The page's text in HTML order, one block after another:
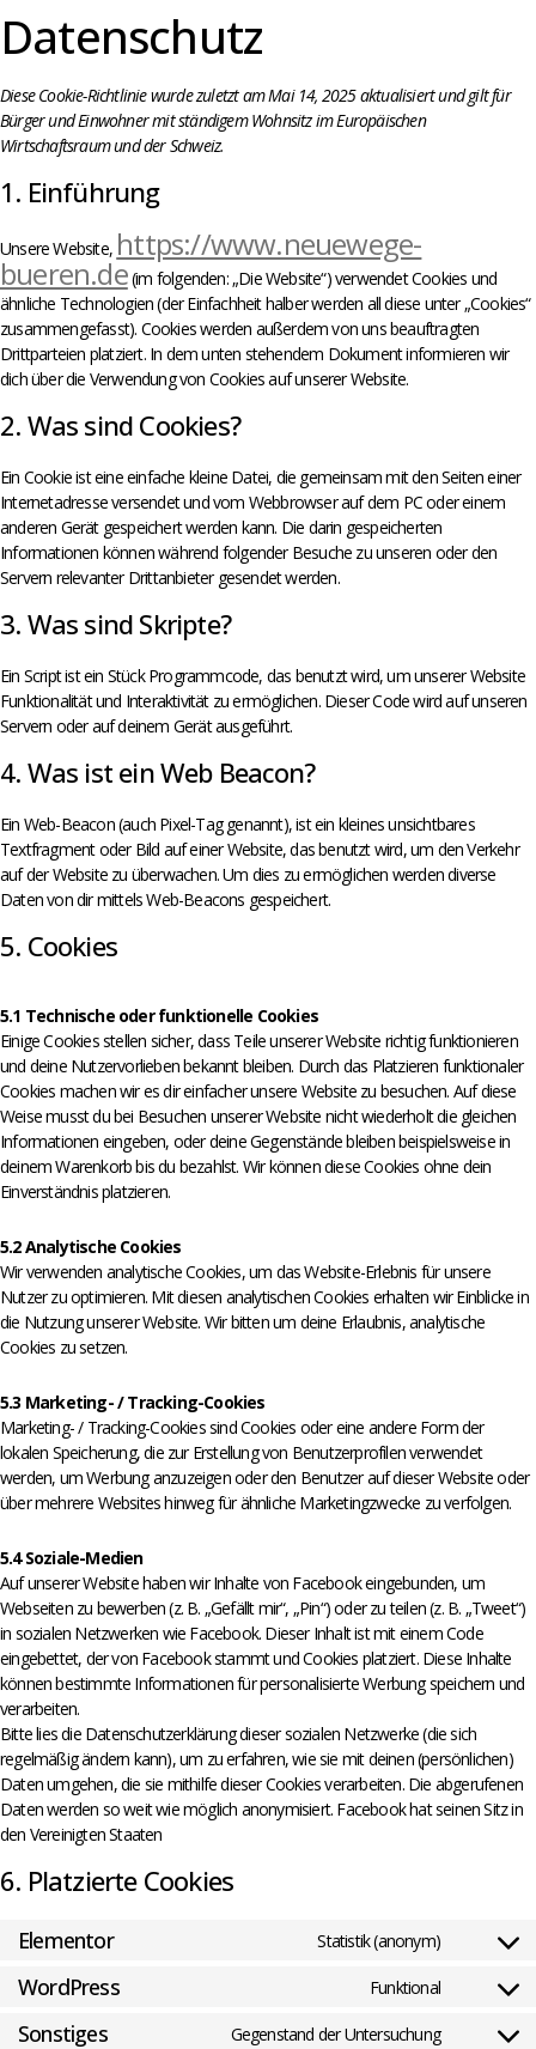
Datenschutz
Diese Cookie-Richtlinie wurde zuletzt am Mai 14, 2025 aktualisiert und gilt für
Bürger und Einwohner mit ständigem Wohnsitz im Europäischen
Wirtschaftsraum und der Schweiz.
1. Einführung
Unsere Website, https://www.neuewege-
bueren.de(im folgenden: „Die Website“) verwendet Cookies und
ähnliche Technologien (der Einfachheit halber werden all diese unter „Cookies“
zusammengefasst). Cookies werden außerdem von uns beauftragten
Drittparteien platziert. In dem unten stehendem Dokument informieren wir
dich über die Verwendung von Cookies auf unserer Website.
2. Was sind Cookies?
Ein Cookie ist eine einfache kleine Datei, die gemeinsam mit den Seiten einer
Internetadresse versendet und vom Webbrowser auf dem PC oder einem
anderen Gerät gespeichert werden kann. Die darin gespeicherten
Informationen können während folgender Besuche zu unseren oder den
Servern relevanter Drittanbieter gesendet werden.
3. Was sind Skripte?
Ein Script ist ein Stück Programmcode, das benutzt wird, um unserer Website
Funktionalität und Interaktivität zu ermöglichen. Dieser Code wird auf unseren
Servern oder auf deinem Gerät ausgeführt.
4. Was ist ein Web Beacon?
Ein Web-Beacon (auch Pixel-Tag genannt), ist ein kleines unsichtbares
Textfragment oder Bild auf einer Website, das benutzt wird, um den Verkehr
auf der Website zu überwachen. Um dies zu ermöglichen werden diverse
Daten von dir mittels Web-Beacons gespeichert.
5. Cookies
5.1 Technische oder funktionelle Cookies
Einige Cookies stellen sicher, dass Teile unserer Website richtig funktionieren
und deine Nutzervorlieben bekannt bleiben. Durch das Platzieren funktionaler
Cookies machen wir es dir einfacher unsere Website zu besuchen. Auf diese
Weise musst du bei Besuchen unserer Website nicht wiederholt die gleichen
Informationen eingeben, oder deine Gegenstände bleiben beispielsweise in
deinem Warenkorb bis du bezahlst. Wir können diese Cookies ohne dein
Einverständnis platzieren.
5.2 Analytische Cookies
Wir verwenden analytische Cookies, um das Website-Erlebnis für unsere
Nutzer zu optimieren. Mit diesen analytischen Cookies erhalten wir Einblicke in
die Nutzung unserer Website. Wir bitten um deine Erlaubnis, analytische
Cookies zu setzen.
5.3 Marketing- / Tracking-Cookies
Marketing- / Tracking-Cookies sind Cookies oder eine andere Form der
lokalen Speicherung, die zur Erstellung von Benutzerprofilen verwendet
werden, um Werbung anzuzeigen oder den Benutzer auf dieser Website oder
über mehrere Websites hinweg für ähnliche Marketingzwecke zu verfolgen.
5.4 Soziale-Medien
Auf unserer Website haben wir Inhalte von Facebook eingebunden, um
Webseiten zu bewerben (z. B. „Gefällt mir“, „Pin“) oder zu teilen (z. B. „Tweet“)
in sozialen Netzwerken wie Facebook. Dieser Inhalt ist mit einem Code
eingebettet, der von Facebook stammt und Cookies platziert. Diese Inhalte
können bestimmte Informationen für personalisierte Werbung speichern und
verarbeiten.
Bitte lies die Datenschutzerklärung dieser sozialen Netzwerke (die sich
regelmäßig ändern kann), um zu erfahren, wie sie mit deinen (persönlichen)
Daten umgehen, die sie mithilfe dieser Cookies verarbeiten. Die abgerufenen
Daten werden so weit wie möglich anonymisiert. Facebook hat seinen Sitz in
den Vereinigten Staaten
6. Platzierte Cookies
Elementor Statistik (anonym)
WordPress Funktional
Sonstiges Gegenstand der Untersuchung